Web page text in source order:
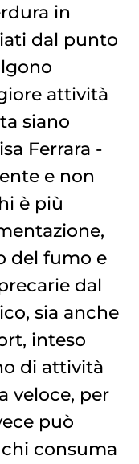
in
dal punto
attività
siano
Ferrara -
e non
è più
del fumo e
dal
sia anche
inteso
di attività
veloce, per
può
consuma